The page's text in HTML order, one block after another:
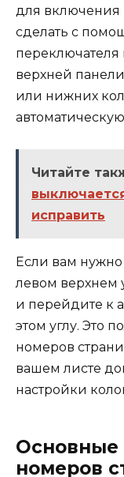
для включения
сделать с
переключателя
верхней
или нижних
Читайте
исправить
Если вам
левом верхнем
и перейдите к
этом углу. Это
номеров
вашем листе
настройки
Основные
номеров